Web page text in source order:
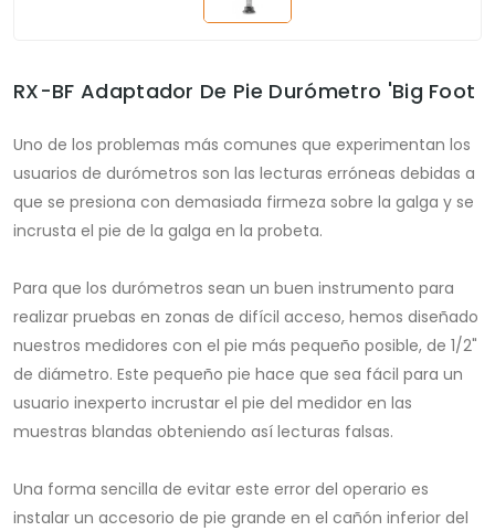
RX-BF Adaptador De Pie Durómetro 'Big Foot
Uno de los problemas más comunes que experimentan los
usuarios de durómetros son las lecturas erróneas debidas a
que se presiona con demasiada firmeza sobre la galga y se
incrusta el pie de la galga en la probeta.
Para que los durómetros sean un buen instrumento para
realizar pruebas en zonas de difícil acceso, hemos diseñado
nuestros medidores con el pie más pequeño posible, de 1/2"
de diámetro. Este pequeño pie hace que sea fácil para un
usuario inexperto incrustar el pie del medidor en las
muestras blandas obteniendo así lecturas falsas.
Una forma sencilla de evitar este error del operario es
instalar un accesorio de pie grande en el cañón inferior del